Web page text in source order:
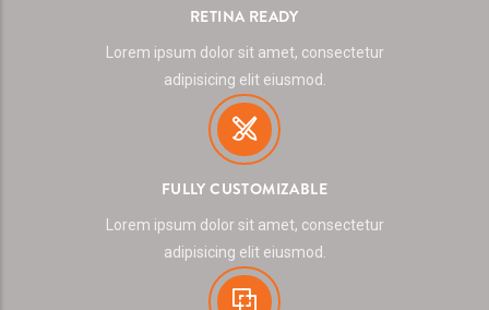
RETINA READY
Lorem ipsum dolor sit amet, consectetur
adipisicing elit eiusmod.
FULLY CUSTOMIZABLE
Lorem ipsum dolor sit amet, consectetur
adipisicing elit eiusmod.